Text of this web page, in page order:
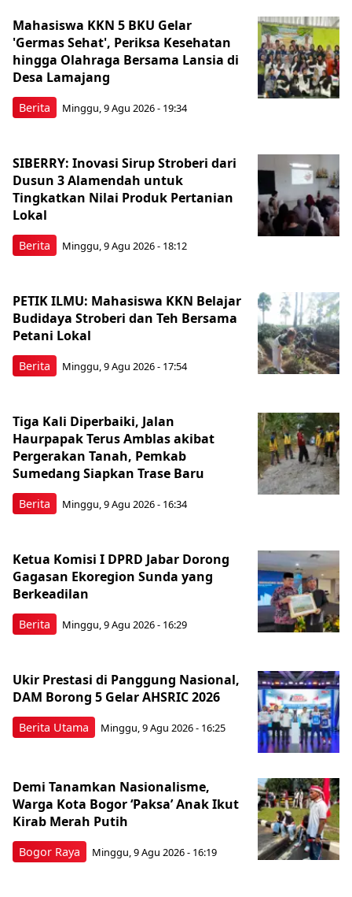
Berita
Mahasiswa KKN 5 BKU Gelar
'Germas Sehat', Periksa Kesehatan
hingga Olahraga Bersama Lansia di
Desa Lamajang
Minggu, 9 Agu 2026 - 19:34
Berita
SIBERRY: Inovasi Sirup Stroberi dari
Dusun 3 Alamendah untuk
Tingkatkan Nilai Produk Pertanian
Lokal
Minggu, 9 Agu 2026 - 18:12
Berita
PETIK ILMU: Mahasiswa KKN Belajar
Budidaya Stroberi dan Teh Bersama
Petani Lokal
Minggu, 9 Agu 2026 - 17:54
Berita
Tiga Kali Diperbaiki, Jalan
Haurpapak Terus Amblas akibat
Pergerakan Tanah, Pemkab
Sumedang Siapkan Trase Baru
Minggu, 9 Agu 2026 - 16:34
Berita
Ketua Komisi I DPRD Jabar Dorong
Gagasan Ekoregion Sunda yang
Berkeadilan
Minggu, 9 Agu 2026 - 16:29
Berita Utama
Ukir Prestasi di Panggung Nasional,
DAM Borong 5 Gelar AHSRIC 2026
Minggu, 9 Agu 2026 - 16:25
Bogor Raya
Demi Tanamkan Nasionalisme,
Warga Kota Bogor ‘Paksa’ Anak Ikut
Kirab Merah Putih
Minggu, 9 Agu 2026 - 16:19